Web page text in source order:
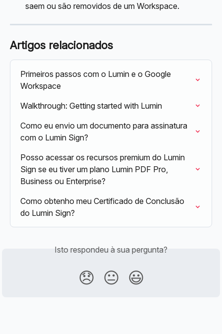
saem ou são removidos de um Workspace.
Artigos relacionados
Primeiros passos com o Lumin e o Google
Workspace
Walkthrough: Getting started with Lumin
Como eu envio um documento para assinatura
com o Lumin Sign?
Posso acessar os recursos premium do Lumin
Sign se eu tiver um plano Lumin PDF Pro,
Business ou Enterprise?
Como obtenho meu Certificado de Conclusão
do Lumin Sign?
Isto respondeu à sua pergunta?
😞 😐 😃